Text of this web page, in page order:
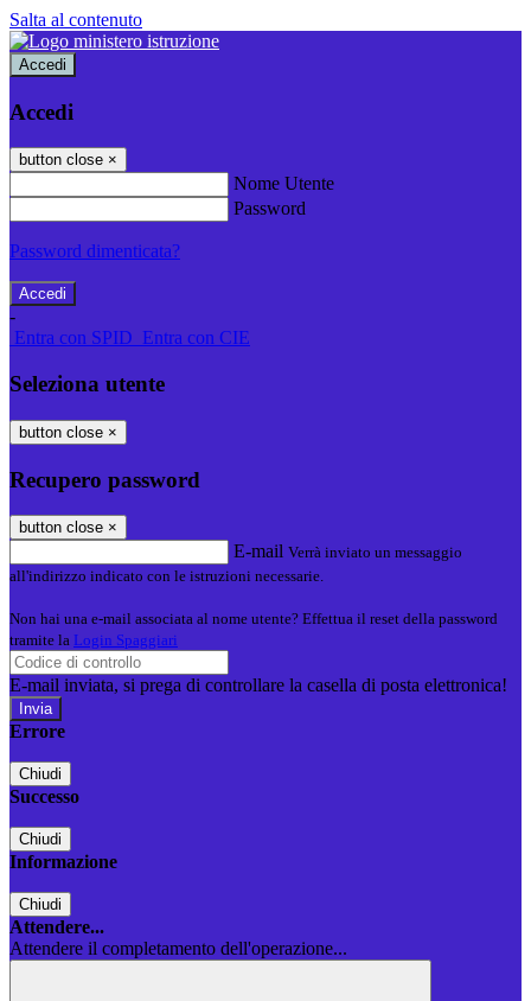
Salta al contenuto
Accedi
Accedi
button close ×
Nome Utente
Password
Password dimenticata?
-
Entra con SPID Entra con CIE
Seleziona utente
button close ×
Recupero password
button close ×
E-mail Verrà inviato un messaggio
all'indirizzo indicato con le istruzioni necessarie.
Non hai una e-mail associata al nome utente? Effettua il reset della password
tramite la Login Spaggiari
E-mail inviata, si prega di controllare la casella di posta elettronica!
Errore
Chiudi
Successo
Chiudi
Informazione
Chiudi
Attendere...
Attendere il completamento dell'operazione...